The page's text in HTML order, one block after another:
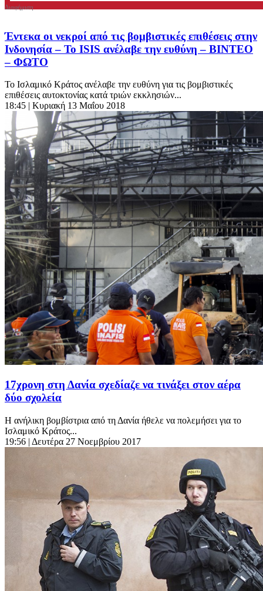
Έντεκα οι νεκροί από τις βομβιστικές επιθέσεις στην
Ινδονησία – Το ISIS ανέλαβε την ευθύνη – ΒΙΝΤΕΟ
– ΦΩΤΟ
Το Ισλαμικό Κράτος ανέλαβε την ευθύνη για τις βομβιστικές
επιθέσεις αυτοκτονίας κατά τριών εκκλησιών...
18:45 | Κυριακή 13 Μαΐου 2018
17χρονη στη Δανία σχεδίαζε να τινάξει στον αέρα
δύο σχολεία
Η ανήλικη βομβίστρια από τη Δανία ήθελε να πολεμήσει για το
Ισλαμικό Κράτος...
19:56 | Δευτέρα 27 Νοεμβρίου 2017